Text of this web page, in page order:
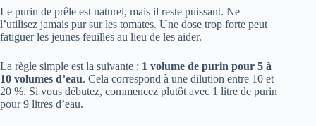
Le purin de prêle est naturel, mais il reste puissant. Ne
l’utilisez jamais pur sur les tomates. Une dose trop forte peut
fatiguer les jeunes feuilles au lieu de les aider.
La règle simple est la suivante : 1 volume de purin pour 5 à
10 volumes d’eau. Cela correspond à une dilution entre 10 et
20 %. Si vous débutez, commencez plutôt avec 1 litre de purin
pour 9 litres d’eau.